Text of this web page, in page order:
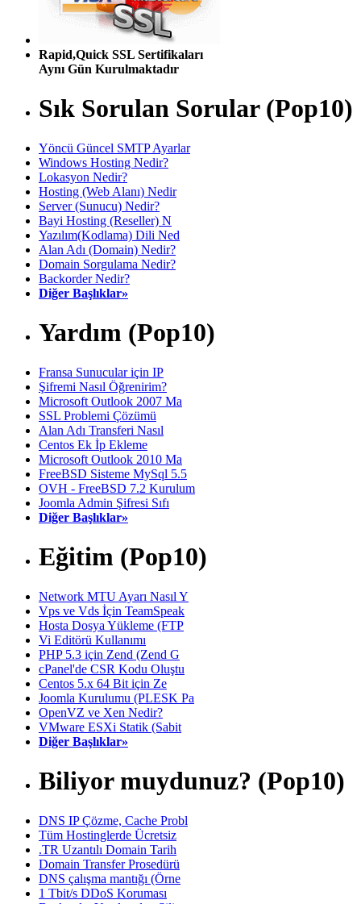
Rapid,Quick SSL Sertifikaları
Aynı Gün Kurulmaktadır
Sık Sorulan Sorular (Pop10)
Yöncü Güncel SMTP Ayarlar
Windows Hosting Nedir?
Lokasyon Nedir?
Hosting (Web Alanı) Nedir
Server (Sunucu) Nedir?
Bayi Hosting (Reseller) N
Yazılım(Kodlama) Dili Ned
Alan Adı (Domain) Nedir?
Domain Sorgulama Nedir?
Backorder Nedir?
Diğer Başlıklar»
Yardım (Pop10)
Fransa Sunucular için IP
Şifremi Nasıl Öğrenirim?
Microsoft Outlook 2007 Ma
SSL Problemi Çözümü
Alan Adı Transferi Nasıl
Centos Ek İp Ekleme
Microsoft Outlook 2010 Ma
FreeBSD Sisteme MySql 5.5
OVH - FreeBSD 7.2 Kurulum
Joomla Admin Şifresi Sıfı
Diğer Başlıklar»
Eğitim (Pop10)
Network MTU Ayarı Nasıl Y
Vps ve Vds İçin TeamSpeak
Hosta Dosya Yükleme (FTP
Vi Editörü Kullanımı
PHP 5.3 için Zend (Zend G
cPanel'de CSR Kodu Oluştu
Centos 5.x 64 Bit için Ze
Joomla Kurulumu (PLESK Pa
OpenVZ ve Xen Nedir?
VMware ESXi Statik (Sabit
Diğer Başlıklar»
Biliyor muydunuz? (Pop10)
DNS IP Çözme, Cache Probl
Tüm Hostinglerde Ücretsiz
.TR Uzantılı Domain Tarih
Domain Transfer Prosedürü
DNS çalışma mantığı (Örne
1 Tbit/s DDoS Koruması